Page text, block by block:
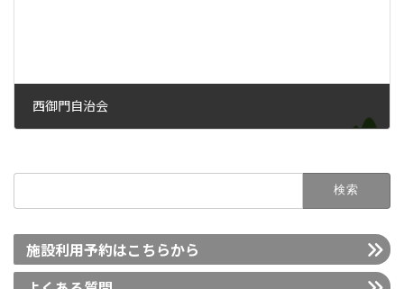
西御門自治会
施設利用予約はこちらから